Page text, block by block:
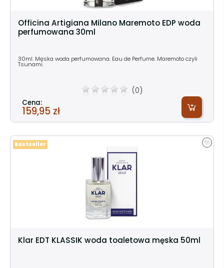
Officina Artigiana Milano Maremoto EDP woda
perfumowana 30ml
30ml. Męska woda perfumowana. Eau de Perfume. Maremoto czyli
Tsunami.
(0)
Cena:
159,95 zł
Klar EDT KLASSIK woda toaletowa męska 50ml
Bestseller